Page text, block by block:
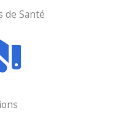
de Santé